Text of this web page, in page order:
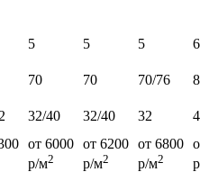
5 5 5
6
70 70 70/76
32/40 32/40 32
от 6000
р/м2
от 6200
р/м2
от 6800
р/м2